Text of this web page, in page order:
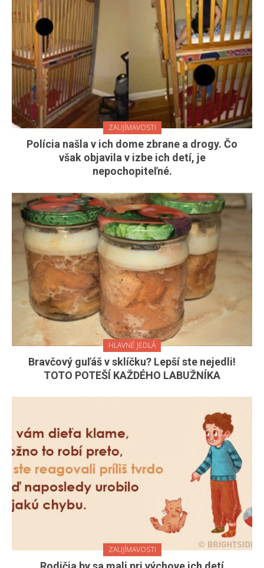
ZAUJÍMAVOSTI
Polícia našla v ich dome zbrane a drogy. Čo
však objavila v izbe ich detí, je
nepochopiteľné.
HLAVNÉ JEDLÁ
Bravčový guľáš v sklíčku? Lepší ste nejedli!
TOTO POTEŠÍ KAŽDÉHO LABUŽNÍKA
ZAUJÍMAVOSTI